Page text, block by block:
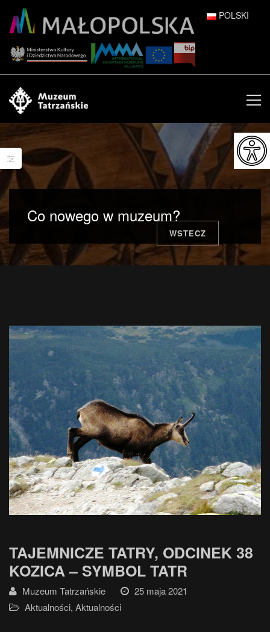
POLSKI
ENGLISH
ESPAÑOL
FRANÇAIS
ITALIANO
日本語
Co nowego w muzeum?
WSTECZ
TAJEMNICZE TATRY, ODCINEK 38
KOZICA – SYMBOL TATR
Muzeum Tatrzańskie
25 maja 2021
Aktualności, Aktualności